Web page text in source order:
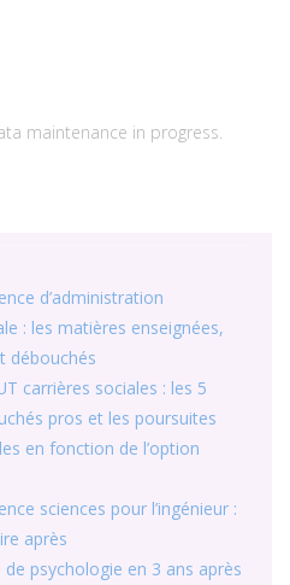
maintenance in progress.
d’administration
: les matières enseignées,
débouchés
carrières sociales : les 5
pros et les poursuites
en fonction de l’option
sciences pour l’ingénieur :
après
psychologie en 3 ans après